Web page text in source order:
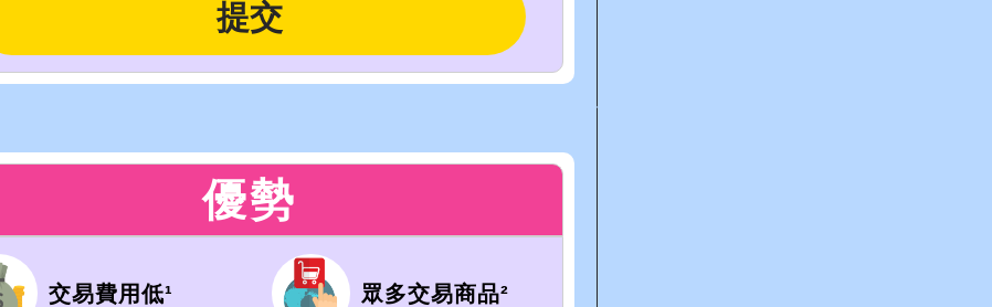
優勢
交易費用低¹ 眾多交易商品²